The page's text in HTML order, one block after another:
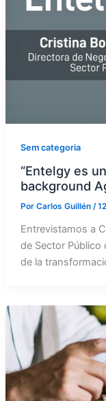
Sem categoria
“Entelgy es
background
Por Carlos Guillén /
Entrevistamos a
de Sector Público
de la